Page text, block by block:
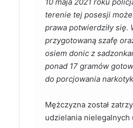
terenie tej posesji
prawa potwierdziły
przygotowaną szafę
osiem donic z
ponad 17 gramów
do porcjowania
Mężczyzna został
udzielania